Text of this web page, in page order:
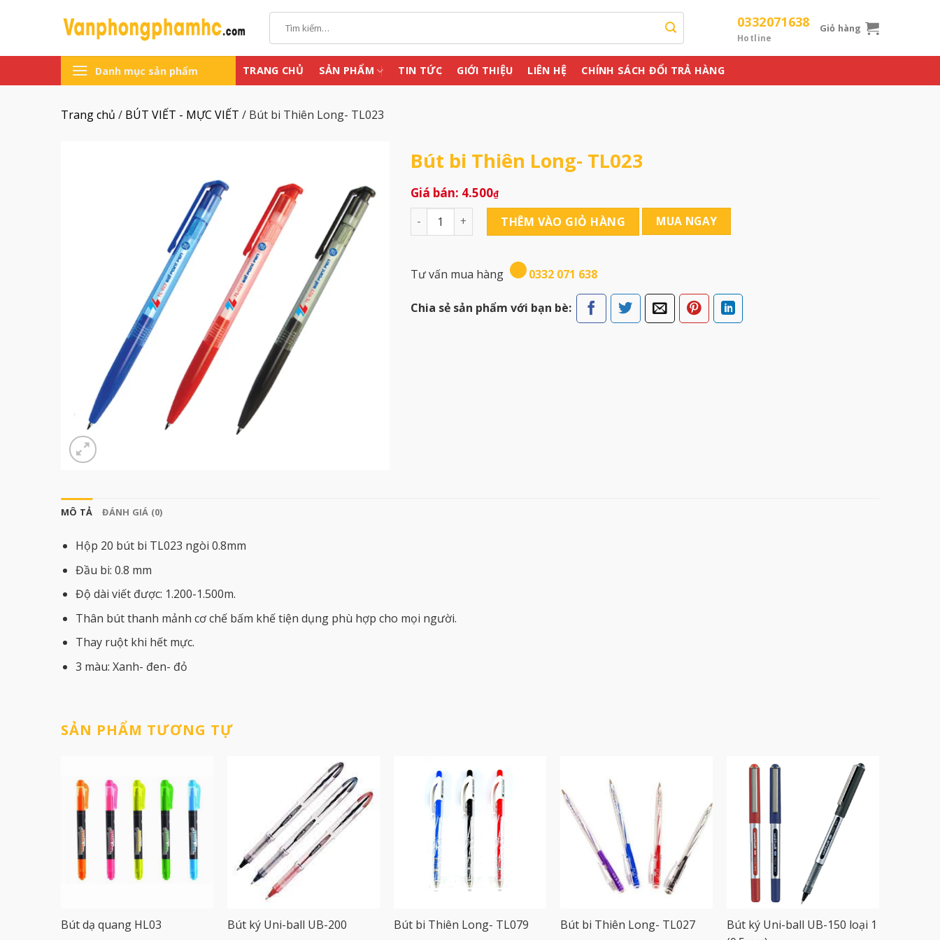
dung
kiếm:
0332071638
Hotline
Giỏ hàng
Danh mục sản phẩm TRANG CHỦ SẢN PHẨM TIN TỨC GIỚI THIỆU LIÊN HỆ CHÍNH SÁCH ĐỔI TRẢ HÀNG
Trang chủ / BÚT VIẾT - MỰC VIẾT / Bút bi Thiên Long- TL023
Bút bi Thiên Long- TL023
4.500₫
Bút bi Thiên Long- TL023 số lượng
THÊM VÀO GIỎ HÀNG MUA NGAY
Tư vấn mua hàng 0332 071 638
Chia sẻ sản phẩm với bạn bè:
MÔ TẢ ĐÁNH GIÁ (0)
Hộp 20 bút bi TL023 ngòi 0.8mm
Đầu bi: 0.8 mm
Độ dài viết được: 1.200-1.500m.
Thân bút thanh mảnh cơ chế bấm khế tiện dụng phù hợp cho mọi người.
Thay ruột khi hết mực.
3 màu: Xanh- đen- đỏ
SẢN PHẨM TƯƠNG TỰ
Bút dạ quang HL03 Bút ký Uni-ball UB-200 Bút bi Thiên Long- TL079 Bút bi Thiên Long- TL027
Bút ký Uni-ball UB-150 loại 1